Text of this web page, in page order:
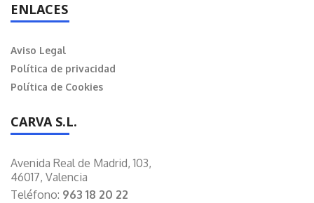
ENLACES
Aviso Legal
Política de privacidad
Política de Cookies
CARVA S.L.
Avenida Real de Madrid, 103,
46017, Valencia
Teléfono: 963 18 20 22